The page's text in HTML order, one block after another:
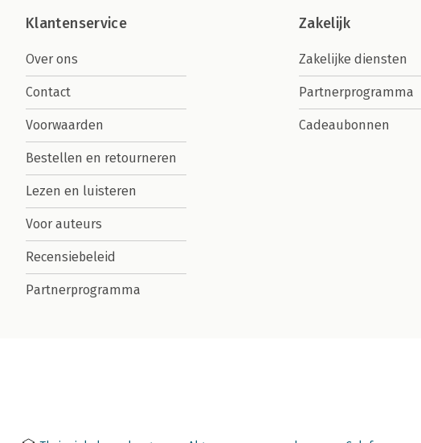
Klantenservice
Over ons
Contact
Voorwaarden
Bestellen en retourneren
Lezen en luisteren
Voor auteurs
Recensiebeleid
Partnerprogramma
Zakelijk
Zakelijke diensten
Partnerprogramma
Cadeaubonnen